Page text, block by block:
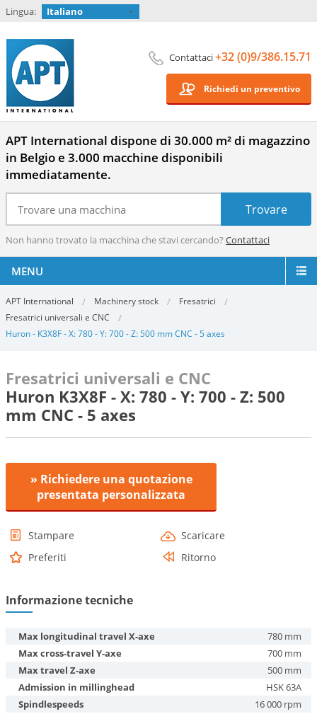
Lingua: Italiano
Contattaci+32 (0)9/386.15.71
Richiedi un preventivo
APT International dispone di 30.000 m² di magazzino
in Belgio e 3.000 macchine disponibili
immediatamente.
Non hanno trovato la macchina che stavi cercando? Contattaci
MENU
APT International Machinery stock
Fresatrici
Fresatrici universali e CNC
Huron - K3X8F - X: 780 - Y: 700 - Z: 500 mm CNC - 5 axes
Fresatrici universali e CNC
Huron K3X8F - X: 780 - Y: 700 - Z: 500
mm CNC - 5 axes
» Richiedere una quotazione
presentata personalizzata
Stampare
Scaricare
Preferiti
Ritorno
Informazione tecniche
Max longitudinal travel X-axe
780 mm
Max cross-travel Y-axe
700 mm
Max travel Z-axe
500 mm
Admission in millinghead
HSK 63A
Spindlespeeds
16 000 rpm